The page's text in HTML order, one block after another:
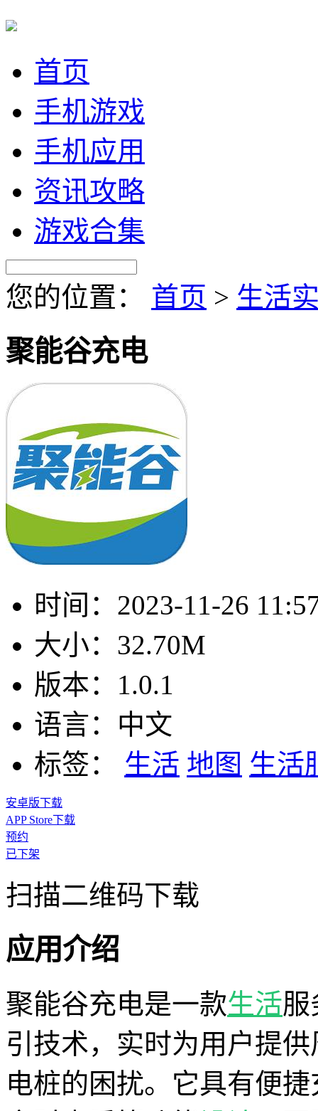
首页
手机游戏
手机应用
资讯攻略
游戏合集
您的位置： 首页 > 生活
聚能谷充电
时间： 2023-11-26
大小： 32.70M
版本： 1.0.1
语言： 中文
标签：
生活 地图 生活
安卓版下载
APP Store下载
预约
已下架
扫描二维码下载
应用介绍
聚能谷充电是一款生活服
引技术，实时为用户提
电桩的困扰。它具有便